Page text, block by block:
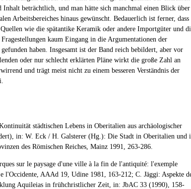
Inhalt beträchtlich, und man hätte sich manchmal einen Blick über
Arbeitsbereiches hinaus gewünscht. Bedauerlich ist ferner, dass
wie die spätantike Keramik oder andere Importgüter und
kaum Eingang in die Argumentationen der
haben. Insgesamt ist der Band reich bebildert, aber vor
oder nur schlecht erklärten Pläne wirkt die große Zahl an
und trägt meist nicht zu einem besseren Verständnis der
städtischen Lebens in Oberitalien aus archäologischer
in: W. Eck / H. Galsterer (Hg.): Die Stadt in Oberitalien und
des Römischen Reiches, Mainz 1991, 263-286.
sur le paysage d'une ville à la fin de l'antiquité: l'exemple
l'Occidente, AAAd 19, Udine 1981, 163-212; C. Jäggi: Aspekte
Aquileias in frühchristlicher Zeit, in: JbAC 33 (1990), 158-